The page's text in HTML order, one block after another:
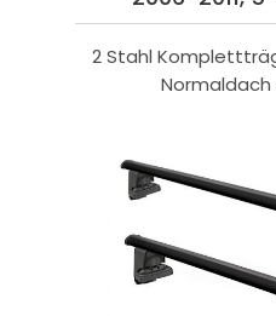
2 Stahl
Normaldach